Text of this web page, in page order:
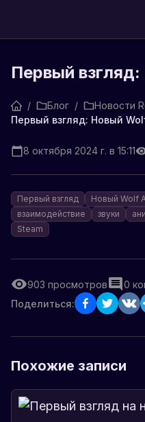
Первый
/ Блог / Новости
Первый взгляд: Новый
8 октября 2024 г. в 15:11
Первый взгляд Новый Wolf
взаимодействие
звуки
Steam
903 просмотров 0
Поделиться:
Похожие записи